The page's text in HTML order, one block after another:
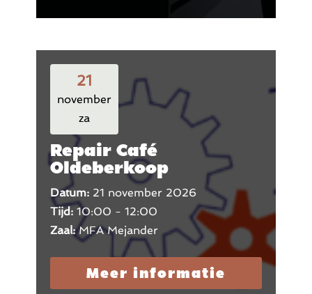
21
november
za
Repair Café
Oldeberkoop
Datum: 21 november 2026
Tijd: 10:00 - 12:00
Zaal:MFA Mejander
Meer informatie